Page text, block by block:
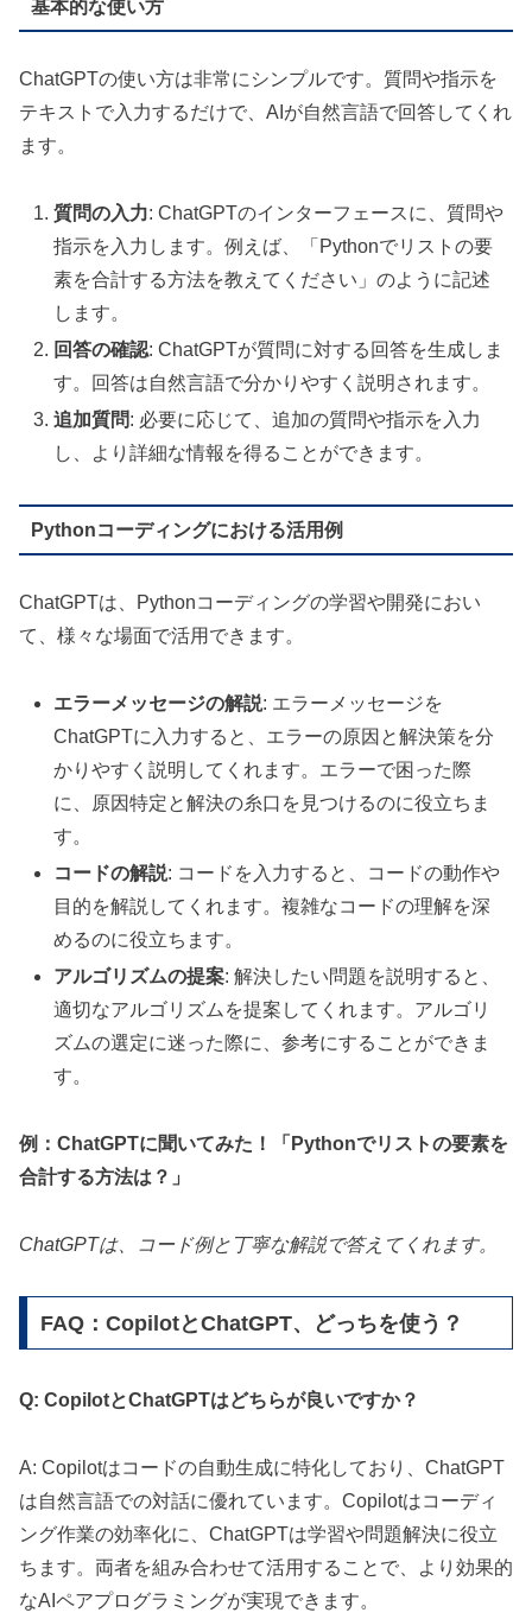
基本的な使い方
ChatGPTの使い方は非常にシンプルです。質問や指示を
テキストで入力するだけで、AIが自然言語で回答してくれ
ます。
質問の入力: ChatGPTのインターフェースに、質問や
指示を入力します。例えば、「Pythonでリストの要
素を合計する方法を教えてください」のように記述
します。
回答の確認: ChatGPTが質問に対する回答を生成しま
す。回答は自然言語で分かりやすく説明されます。
追加質問: 必要に応じて、追加の質問や指示を入力
し、より詳細な情報を得ることができます。
Pythonコーディングにおける活用例
ChatGPTは、Pythonコーディングの学習や開発におい
て、様々な場面で活用できます。
エラーメッセージの解説: エラーメッセージを
ChatGPTに入力すると、エラーの原因と解決策を分
かりやすく説明してくれます。エラーで困った際
に、原因特定と解決の糸口を見つけるのに役立ちま
す。
コードの解説: コードを入力すると、コードの動作や
目的を解説してくれます。複雑なコードの理解を深
めるのに役立ちます。
アルゴリズムの提案: 解決したい問題を説明すると、
適切なアルゴリズムを提案してくれます。アルゴリ
ズムの選定に迷った際に、参考にすることができま
す。
例：ChatGPTに聞いてみた！「Pythonでリストの要素を
合計する方法は？」
ChatGPTは、コード例と丁寧な解説で答えてくれます。
FAQ：CopilotとChatGPT、どっちを使う？
Q: CopilotとChatGPTはどちらが良いですか？
A: Copilotはコードの自動生成に特化しており、ChatGPT
は自然言語での対話に優れています。Copilotはコーディ
ング作業の効率化に、ChatGPTは学習や問題解決に役立
ちます。両者を組み合わせて活用することで、より効果的
なAIペアプログラミングが実現できます。